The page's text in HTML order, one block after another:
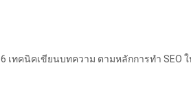
6 เทคนิคเขียนบทความ ตามหลักการทำ SEO